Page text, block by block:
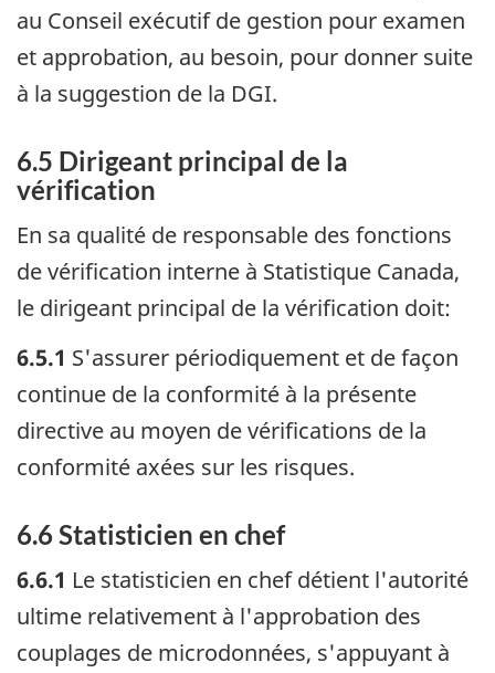
au Conseil exécutif de gestion pour examen
et approbation, au besoin, pour donner suite
à la suggestion de la DGI.
6.5 Dirigeant principal de la
vérification
En sa qualité de responsable des fonctions
de vérification interne à Statistique Canada,
le dirigeant principal de la vérification doit:
6.5.1 S'assurer périodiquement et de façon
continue de la conformité à la présente
directive au moyen de vérifications de la
conformité axées sur les risques.
6.6 Statisticien en chef
6.6.1 Le statisticien en chef détient l'autorité
ultime relativement à l'approbation des
couplages de microdonnées, s'appuyant à